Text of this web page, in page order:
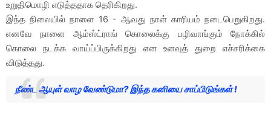
உறுதிமொழி எடுத்ததாக தெரிகிறது.
இந்த நிலையில் நாளை 16 - ஆவது நாள் காரியம் நடைபெறுகிறது.
எனவே நாளை ஆம்ஸ்ட்ராங் கொலைக்கு பழிவாங்கும் நோக்கில்
கொலை நடக்க வாய்ப்பிருக்கிறது என உளவுத் துறை எச்சரிக்கை
விடுத்தது.
நீண்ட ஆயுள் வாழ வேண்டுமா? இந்த கனியை சாப்பிடுங்கள் !